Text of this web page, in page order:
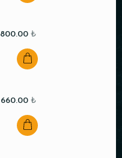
800.00 ₺
660.00 ₺